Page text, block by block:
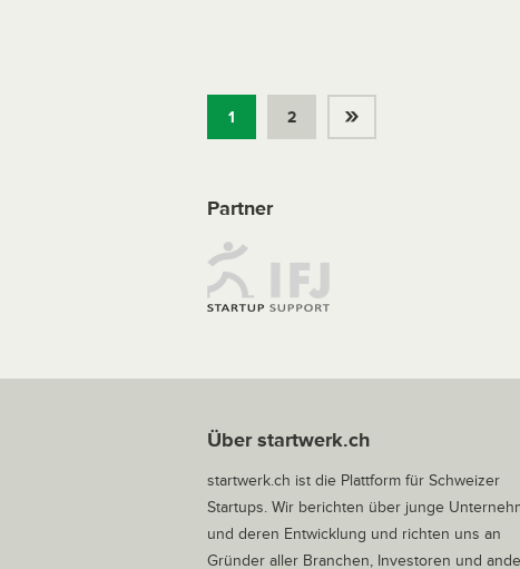
1 2 »
Partner
Über startwerk.ch
startwerk.ch ist die Plattform für Schweizer
Startups. Wir berichten über junge
und deren Entwicklung und richten uns an
Gründer aller Branchen, Investoren und